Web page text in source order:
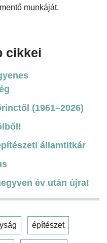
munkáját.
cikkei
(1961–2026)
államtitkár
év után újra!
építészet